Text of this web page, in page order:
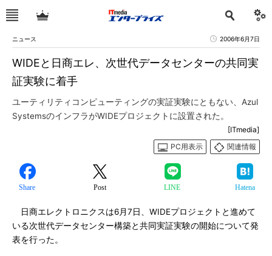
ニュース 2006年6月7日
WIDEと日商エレ、次世代データセンターの共同実
証実験に着手
ユーティリティコンピューティングの実証実験にともない、Azul
SystemsのインフラがWIDEプロジェクトに設置された。
[ITmedia]
PC用表示
関連情報
Share Post LINE Hatena
日商エレクトロニクスは6月7日、WIDEプロジェクトと進めて
いる次世代データセンター構築と共同実証実験の開始について発
表を行った。